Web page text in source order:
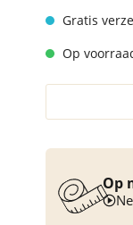
VloerkleedGratis
Op
Op